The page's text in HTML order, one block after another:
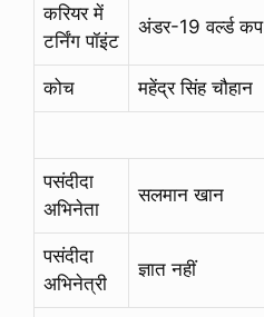
करियर में
टर्निंग पॉइंट
अंडर-19 वर्ल्ड कप
कोच महेंद्र सिंह चौहान
पसंदीदा
अभिनेता
सलमान खान
पसंदीदा
अभिनेत्री
ज्ञात नहीं